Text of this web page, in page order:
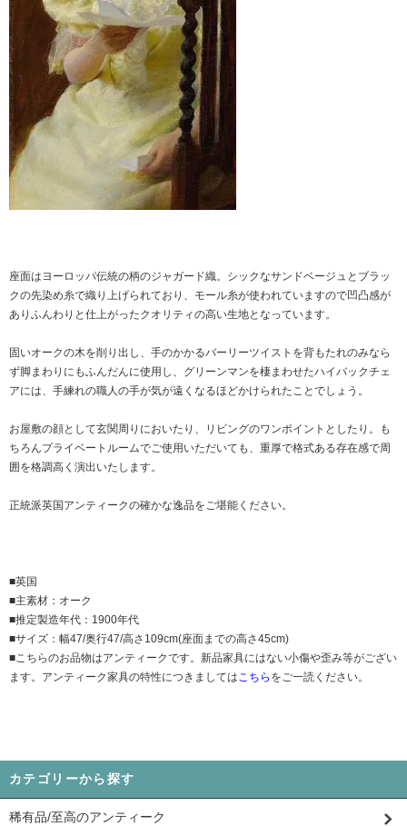
座面はヨーロッパ伝統の柄のジャガード織。シックなサンドベージュとブラッ
クの先染め糸で織り上げられており、モール糸が使われていますので凹凸感が
ありふんわりと仕上がったクオリティの高い生地となっています。
固いオークの木を削り出し、手のかかるバーリーツイストを背もたれのみなら
ず脚まわりにもふんだんに使用し、グリーンマンを棲まわせたハイバックチェ
アには、手練れの職人の手が気が遠くなるほどかけられたことでしょう。
お屋敷の顔として玄関周りにおいたり、リビングのワンポイントとしたり。も
ちろんプライベートルームでご使用いただいても、重厚で格式ある存在感で周
囲を格調高く演出いたします。
正統派英国アンティークの確かな逸品をご堪能ください。
■英国
■主素材：オーク
■推定製造年代：1900年代
■サイズ：幅47/奥行47/高さ109cm(座面までの高さ45cm)
■こちらのお品物はアンティークです。新品家具にはない小傷や歪み等がござい
ます。アンティーク家具の特性につきましては こちら をご一読ください。
カテゴリーから探す
稀有品/至高のアンティーク